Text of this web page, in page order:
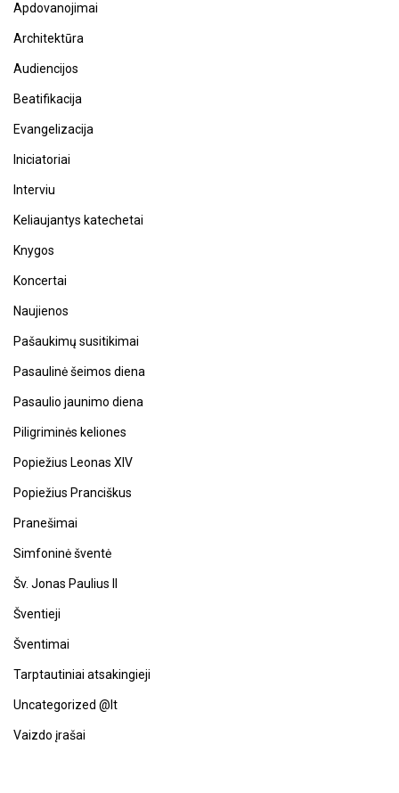
Apdovanojimai
Architektūra
Audiencijos
Beatifikacija
Evangelizacija
Iniciatoriai
Interviu
Keliaujantys katechetai
Knygos
Koncertai
Naujienos
Pašaukimų susitikimai
Pasaulinė šeimos diena
Pasaulio jaunimo diena
Piligriminės keliones
Popiežius Leonas XIV
Popiežius Pranciškus
Pranešimai
Simfoninė šventė
Šv. Jonas Paulius II
Šventieji
Šventimai
Tarptautiniai atsakingieji
Uncategorized @lt
Vaizdo įrašai